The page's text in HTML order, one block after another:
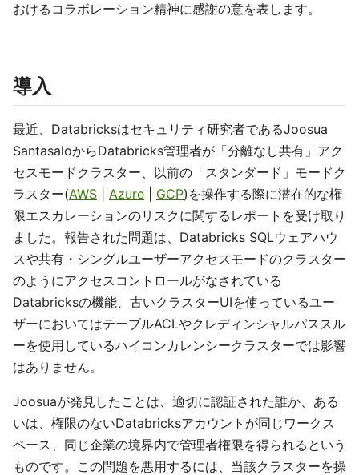
おけるコラボレーション精神に感謝の意を表します。
導入
最近、Databricksはセキュリティ研究者であるJoosua
SantasaloからDatabricks管理者が「分離なし共有」アク
セスモードクラスター、以前の「スタンダード」モードク
ラスター(AWS Azure GCP)を操作する際に潜在的な権
限エスカレーションのリスクに関するレポートを受け取り
ました。報告された問題は、Databricks SQLウェアハウ
スや共有・シングルユーザーアクセスモードのクラスター
のようにアクセスコントロールがなされている
Databricksの機能、古いクラスターUIを使っているユー
ザーにおいてはテーブルACLやクレディンシャルパススル
ーを使用しているハイコンカレンシークラスターでは影響
はありません。
Joosuaが発見したことは、適切に認証された誰か、ある
いは、権限のないDatabricksアカウントが同じワークス
ペース、同じ企業の境界内で管理者権限を得られるという
ものです。この問題を悪用するには、当該クラスターを操